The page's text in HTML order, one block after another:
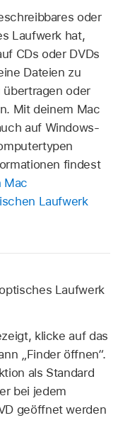
oder
Laufwerk hat,
CDs oder DVDs
Dateien zu
oder
Mit deinem Mac
auf Windows-
findest
Mac
Laufwerk
Laufwerk
klicke auf das
„Finder öffnen“.
als Standard
bei jedem
geöffnet werden